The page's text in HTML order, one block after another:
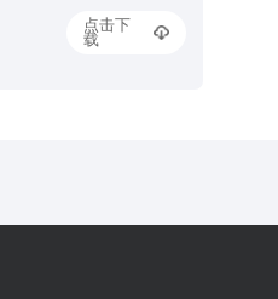
点击下
载